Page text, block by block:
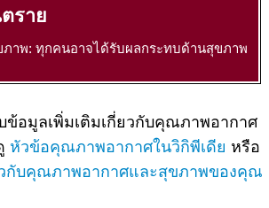
ราย
ภาพ: ทุกคนอาจได้รับผลกระทบด้านสุขภาพ
ข้อมูลเพิ่มเติมเกี่ยวกับคุณภาพอากาศ
หัวข้อคุณภาพอากาศในวิกิพีเดีย หรือ
กับคุณภาพอากาศและสุขภาพของคุณ